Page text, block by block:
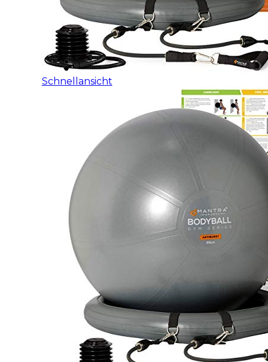
Schnellansicht